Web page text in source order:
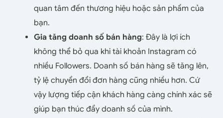
quan tâm đến thương hiệu hoặc sản phẩm của
bạn.
Gia tăng doanh số bán hàng: Đây là lợi ích
không thể bỏ qua khi tài khoản Instagram có
nhiều Followers. Doanh số bán hàng sẽ tăng lên,
tỷ lệ chuyển đổi đơn hàng cũng nhiều hơn. Cứ
vậy lượng tiếp cận khách hàng càng chính xác sẽ
giúp bạn thúc đẩy doanh số của mình.